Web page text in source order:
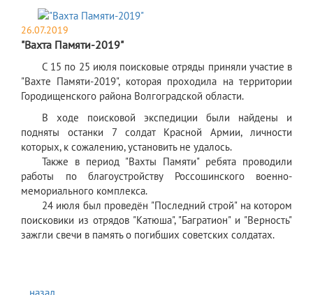
26.07.2019
"Вахта Памяти-2019"
С 15 по 25 июля поисковые отряды приняли участие в
"Вахте Памяти-2019", которая проходила на территории
Городищенского района Волгоградской области.
В ходе поисковой экспедиции были найдены и
подняты останки 7 солдат Красной Армии, личности
которых, к сожалению, установить не удалось.
Также в период "Вахты Памяти" ребята проводили
работы по благоустройству Россошинского военно-
мемориального комплекса.
24 июля был проведён "Последний строй" на котором
поисковики из отрядов "Катюша", "Багратион" и "Верность"
зажгли свечи в память о погибших советских солдатах.